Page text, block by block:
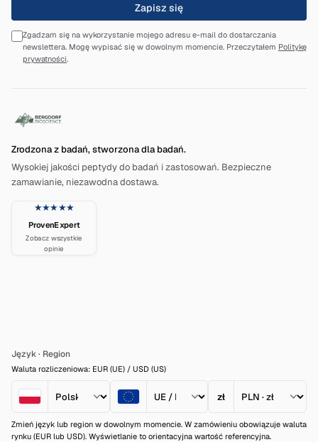
Zapisz się
Zgadzam się na wykorzystanie mojego adresu e-mail do dostarczania
newslettera. Mogę wypisać się w dowolnym momencie. Przeczytałem Politykę
prywatności.
Zrodzona z badań, stworzona dla badań.
Wysokiej jakości peptydy do badań i zastosowań. Bezpieczne
zamawianie, niezawodna dostawa.
★★★★★
ProvenExpert
Zobacz wszystkie
opinie
Język· Region
Waluta rozliczeniowa: EUR (UE) / USD (US)
zł
Zmień język lub region w dowolnym momencie. W zamówieniu obowiązuje waluta
rynku (EUR lub USD). Wyświetlanie to orientacyjna wartość referencyjna.